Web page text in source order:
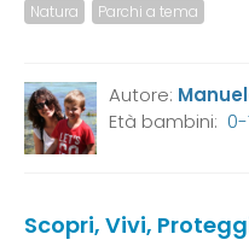
Natura Parchi a tema
Autore:
Età bambini: 0-
Scopri, Vivi,